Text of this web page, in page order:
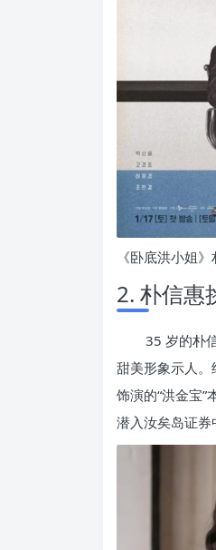
《卧底洪小姐
2. 朴信惠
35 岁的朴
甜美形象示人
饰演的“洪金宝”
潜入汝矣岛证券